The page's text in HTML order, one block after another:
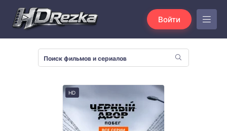
Войти
HD